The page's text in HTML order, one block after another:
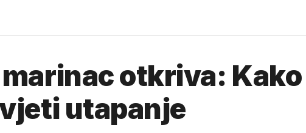
otkriva: Kako
utapanje